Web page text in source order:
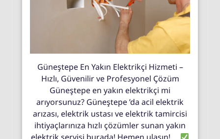
Güneştepe En Yakın Elektrikçi Hizmeti –
Hızlı, Güvenilir ve Profesyonel Çözüm
Güneştepe en yakın elektrikçi mi
arıyorsunuz? Güneştepe ’da acil elektrik
arızası, elektrik ustası ve elektrik tamircisi
ihtiyaçlarınıza hızlı çözümler sunan yakın